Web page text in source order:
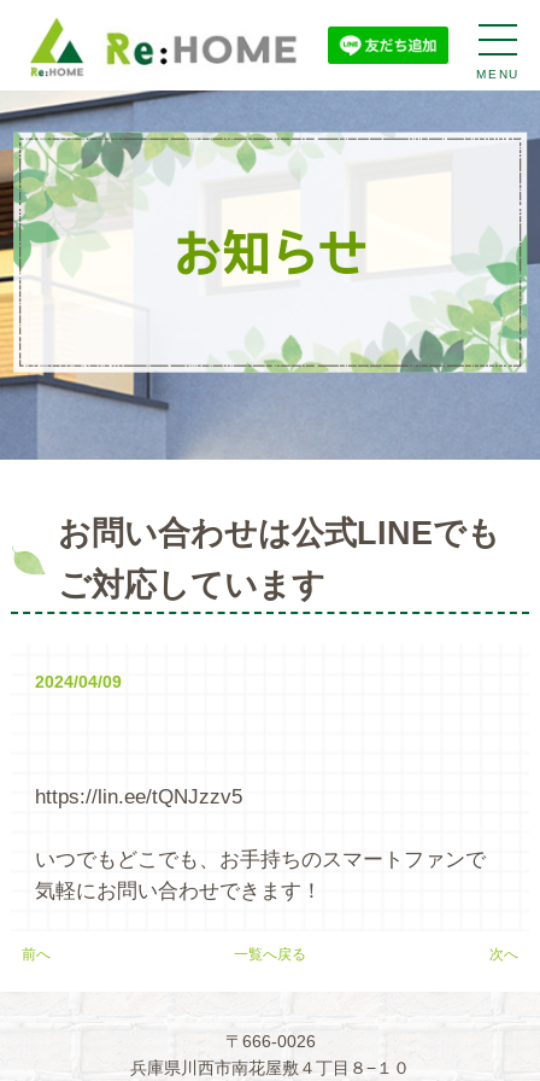
MENU
お知らせ
お問い合わせは公式LINEでも
ご対応しています
2024/04/09
https://lin.ee/tQNJzzv5
いつでもどこでも、お手持ちのスマートファンで
気軽にお問い合わせできます！
前へ 一覧へ戻る 次へ
〒666-0026
兵庫県川西市南花屋敷４丁目８−１０